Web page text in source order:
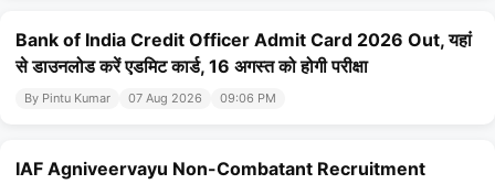
Bank of India Credit Officer Admit Card 2026 Out, यहां
से डाउनलोड करें एडमिट कार्ड, 16 अगस्त को होगी परीक्षा
By Pintu Kumar 07 Aug 2026 09:06 PM
IAF Agniveervayu Non-Combatant Recruitment